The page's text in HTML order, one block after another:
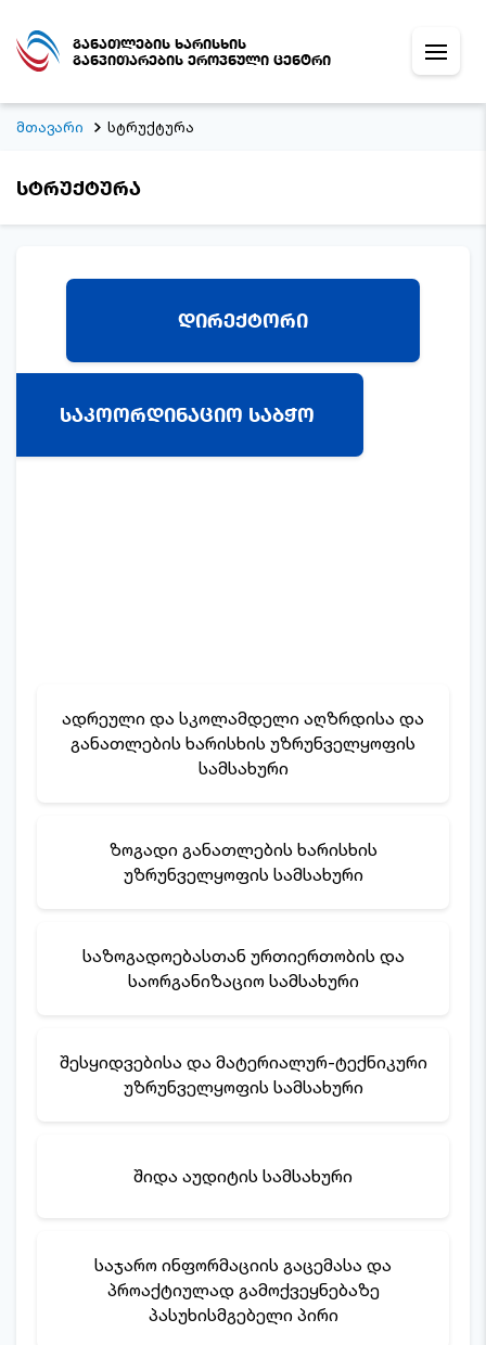
განათლების ხარისხის
განვითარების ეროვნული ცენტრი
მთავარი სტრუქტურა
სტრუქტურა
დირექტორი
საკოორდინაციო საბჭო
ადრეული და სკოლამდელი აღზრდისა და
განათლების ხარისხის უზრუნველყოფის
სამსახური
ზოგადი განათლების ხარისხის
უზრუნველყოფის სამსახური
საზოგადოებასთან ურთიერთობის და
საორგანიზაციო სამსახური
შესყიდვებისა და მატერიალურ-ტექნიკური
უზრუნველყოფის სამსახური
შიდა აუდიტის სამსახური
საჯარო ინფორმაციის გაცემასა და
პროაქტიულად გამოქვეყნებაზე
პასუხისმგებელი პირი